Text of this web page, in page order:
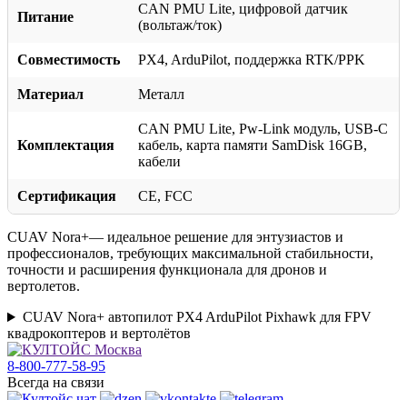
Питание
CAN PMU Lite, цифровой датчик
(вольтаж/ток)
Совместимость PX4, ArduPilot, поддержка RTK/PPK
Материал Металл
Комплектация
CAN PMU Lite, Pw-Link модуль, USB-C
кабель, карта памяти SamDisk 16GB,
кабели
Сертификация CE, FCC
CUAV Nora+— идеальное решение для энтузиастов и
профессионалов, требующих максимальной стабильности,
точности и расширения функционала для дронов и
вертолетов.
CUAV Nora+ автопилот PX4 ArduPilot Pixhawk для FPV
квадрокоптеров и вертолётов
8-800-777-58-95
Всегда на связи